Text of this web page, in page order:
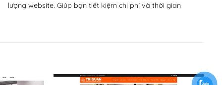
lượng website. Giúp bạn tiết kiệm chi phí và thời gian